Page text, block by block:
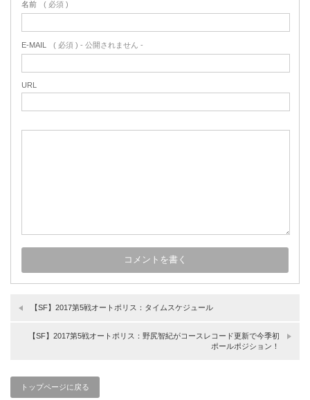
名前 ( 必須 )
E-MAIL ( 必須 ) - 公開されません -
URL
【SF】2017第5戦オートポリス：タイムスケジュール
【SF】2017第5戦オートポリス：野尻智紀がコースレコード更新で今季初
ポールポジション！
トップページに戻る